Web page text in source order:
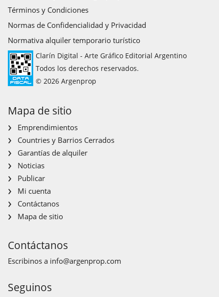
Términos y Condiciones
Normas de Confidencialidad y Privacidad
Normativa alquiler temporario turístico
Clarín Digital - Arte Gráfico Editorial Argentino
Todos los derechos reservados.
© 2026 Argenprop
Mapa de sitio
Emprendimientos
Countries y Barrios Cerrados
Garantías de alquiler
Noticias
Publicar
Mi cuenta
Contáctanos
Mapa de sitio
Contáctanos
Escribinos a info@argenprop.com
Seguinos